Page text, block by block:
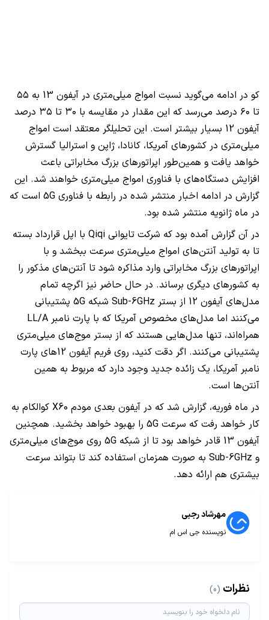
کو در ادامه می‌گوید نسبت امواج میلی‌متری در آیفون 13 به ۵۵
تا ۶۰ درصد می‌رسد که این مقدار در مقایسه با ۳۰ تا ۳۵ درصد
آیفون 12 بسیار بیشتر است. این تحلیلگر معتقد است امواج
میلی‌متری در کشورهای آمریکا، کانادا، ژاپن و استرالیا گسترش
خواهد یافت و همین‌طور اپراتورهای بزرگ مخابراتی باعث
افزایش دستگاه‌های با فناوری امواج میلی‌متری خواهند شد. این
گزارش در ادامه اخبار منتشر شده در رابطه با فناوری 5G است که
در ماه ژانویه منتشر شده بود.
در آن گزارش آمده بود که شرکت تایوانی Qiqi با اپل قرارداد بسته
تا به تولید آنتن‌های امواج میلی‌متری سرعت ببخشد و با
اپراتورهای بزرگ مخابراتی وارد مذاکره شود تا آنتن‌های مذکور را
به کشورهای دیگری برساند. در حال حاضر نیز اگرچه تمام
مدل‌های آیفون 12 از بستر Sub-6GHz شبکه 5G پشتیبانی
می‌کنند اما مدل‌های مخصوص آمریکا که با پارت نامبر LL/A
همراه‌اند، تنها مدل‌هایی هستند که از بستر موج‌های میلی‌متری
پشتیبانی می‌کنند. اگر دقت کنید، روی فریم آیفون 12های پارت
نامبر آمریکا، یک زائده جدید وجود دارد که مربوط به همین
آنتن‌ها است.
در ماه فوریه، گزارش شد که در آیفون بعدی مودم X60 کوالکام به
کار خواهد رفت که سرعت 5G را بهبود خواهد بخشید. همچنین
آیفون 13 قادر خواهد بود تا از شبکه 5G روی موج‌های میلی‌متری
و Sub-6GHz به صورت همزمان استفاده کند تا بتواند سرعت
بیشتری هم ارائه دهد.
مهرشاد رجبی
نویسنده جی اس ام
نظرات (0)